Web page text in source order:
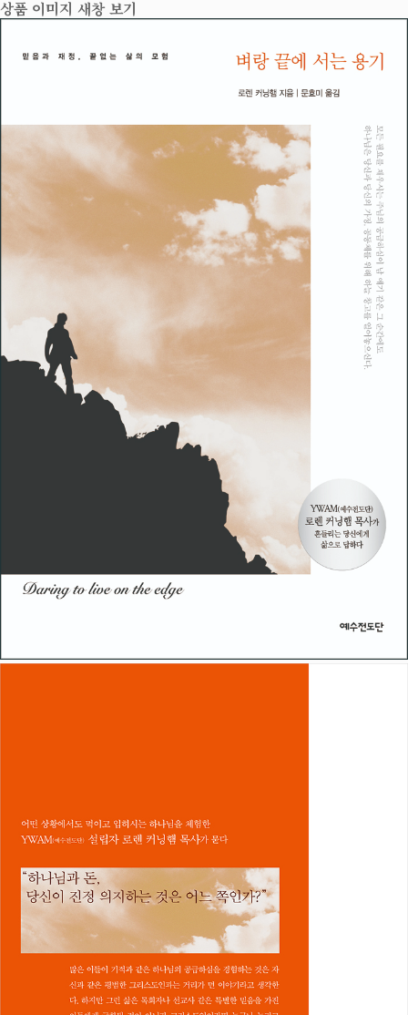
상품 이미지 새창 보기